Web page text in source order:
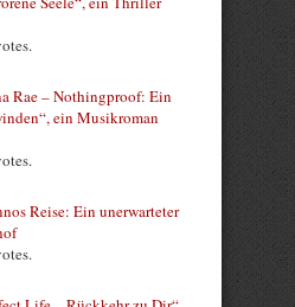
Rae – Nothingproof: Ein
ein Musikroman
Reise: Ein unerwarteter